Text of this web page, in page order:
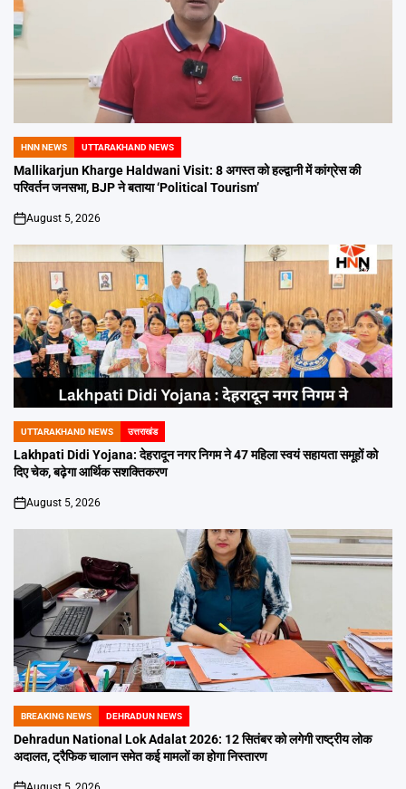
POSTED
IN
HNN NEWS UTTARAKHAND NEWS
Mallikarjun Kharge Haldwani Visit: 8 अगस्त को हल्द्वानी में कांग्रेस की
परिवर्तन जनसभा, BJP ने बताया ‘Political Tourism’
on
August 5, 2026
POSTED
IN
UTTARAKHAND NEWS उत्तराखंड
Lakhpati Didi Yojana: देहरादून नगर निगम ने 47 महिला स्वयं सहायता समूहों को
दिए चेक, बढ़ेगा आर्थिक सशक्तिकरण
on
August 5, 2026
POSTED
IN
BREAKING NEWS DEHRADUN NEWS
Dehradun National Lok Adalat 2026: 12 सितंबर को लगेगी राष्ट्रीय लोक
अदालत, ट्रैफिक चालान समेत कई मामलों का होगा निस्तारण